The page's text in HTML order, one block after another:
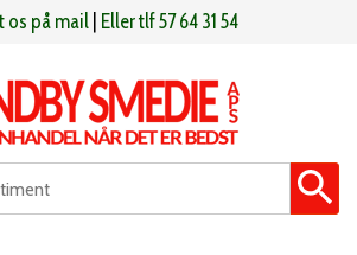
os på mail Eller tlf 57 64 31 54
Maskinhandel når det er bedst